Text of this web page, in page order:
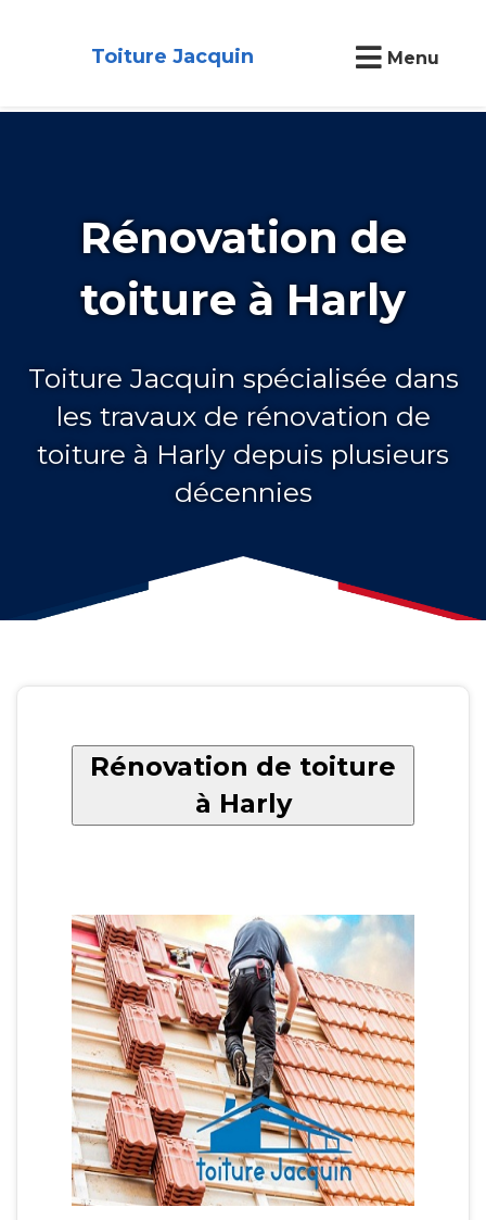
Toiture Jacquin Menu
Rénovation de
toiture à Harly
Toiture Jacquin spécialisée dans
les travaux de rénovation de
toiture à Harly depuis plusieurs
décennies
Rénovation de toiture
à Harly